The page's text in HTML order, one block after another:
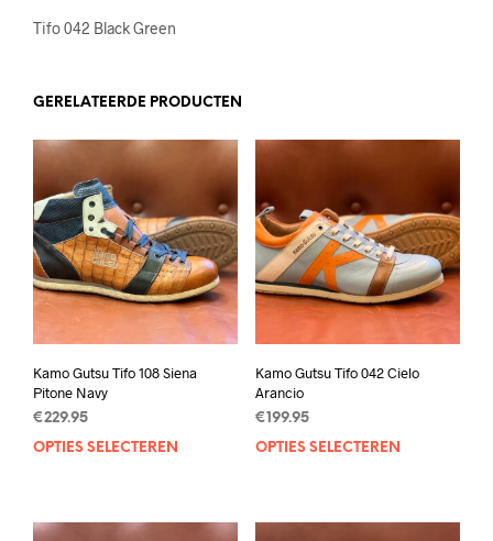
Tifo 042 Black Green
GERELATEERDE PRODUCTEN
Kamo Gutsu Tifo 108 Siena
Pitone Navy
€229.95
OPTIES SELECTEREN
Dit
meerdere
Kamo Gutsu Tifo 042 Cielo
Arancio
€ 199.95
OPTIES SELECTEREN